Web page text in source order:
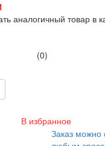
аналогичный товар в
(0)
В избранное
Заказ можно